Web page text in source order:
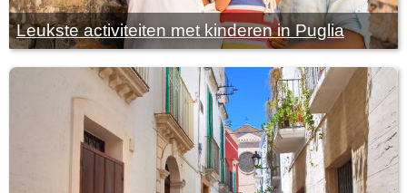
Leukste activiteiten met kinderen in Puglia